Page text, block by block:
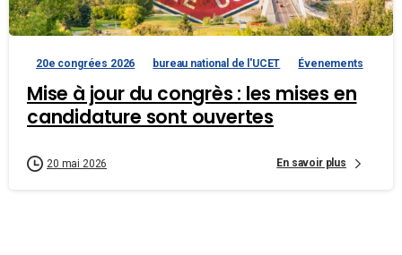
20e congrées 2026 bureau national de l'UCET Évenements
Mise à jour du congrès : les mises en
candidature sont ouvertes
20 mai 2026 En savoir plus